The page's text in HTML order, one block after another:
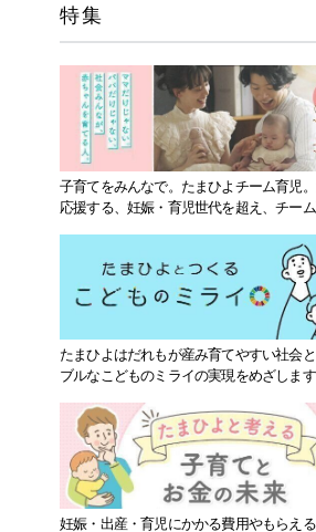
特集
子育てをみんなで。たまひよチーム育児
応援する、妊娠・育児世代を超え、チー
たまひよはだれもが産み育てやすい社会
ブルなこどものミライの実現をめざします
妊娠・出産・育児にかかる費用やもらえ